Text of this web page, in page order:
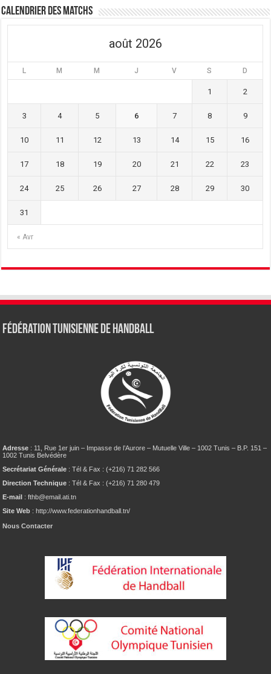
Calendrier des matchs
août 2026
L M M J V S D
« Avr
1 2
3 4 5 6 7 8 9
10 11 12 13 14 15 16
17 18 19 20 21 22 23
24 25 26 27 28 29 30
31
Fédération tunisienne de Handball
Adresse : 11, Rue 1er juin – Impasse de l’Aurore – Mutuelle Ville – 1002 Tunis – B.P. 151 –
1002 Tunis Belvédère
Secrétariat Générale : Tél & Fax : (+216) 71 282 566
Direction Technique : Tél & Fax : (+216) 71 280 479
E-mail : fthb@email.ati.tn
Site Web : http://www.federationhandball.tn/
Nous Contacter